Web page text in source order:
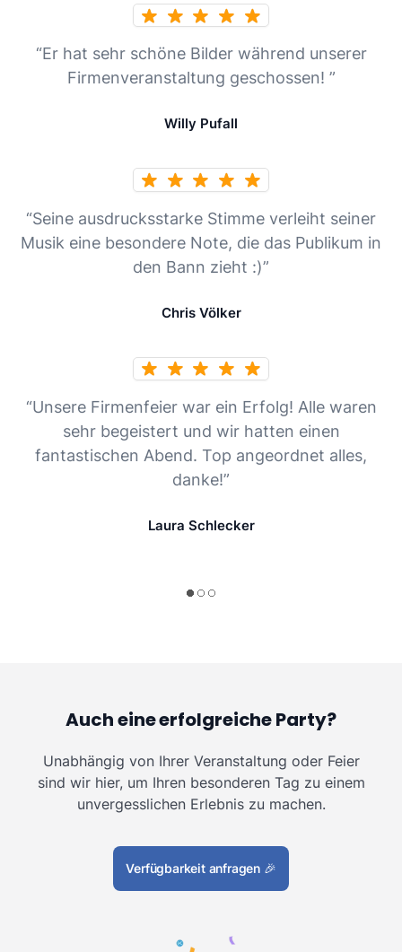
“Er hat sehr schöne Bilder während unserer
Firmenveranstaltung geschossen! ”
Willy Pufall
“Seine ausdrucksstarke Stimme verleiht seiner
Musik eine besondere Note, die das Publikum in
den Bann zieht :)”
Chris Völker
“Unsere Firmenfeier war ein Erfolg! Alle waren
sehr begeistert und wir hatten einen
fantastischen Abend. Top angeordnet alles,
danke!”
Laura Schlecker
Auch eine erfolgreiche Party?
Unabhängig von Ihrer Veranstaltung oder Feier
sind wir hier, um Ihren besonderen Tag zu einem
unvergesslichen Erlebnis zu machen.
Verfügbarkeit anfragen 🎉